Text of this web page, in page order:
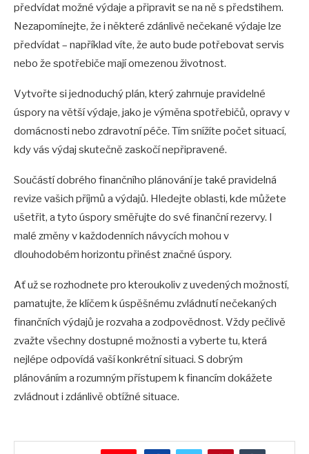
předvídat možné výdaje a připravit se na ně s předstihem.
Nezapomínejte, že i některé zdánlivě nečekané výdaje lze
předvídat – například víte, že auto bude potřebovat servis
nebo že spotřebiče mají omezenou životnost.
Vytvořte si jednoduchý plán, který zahrnuje pravidelné
úspory na větší výdaje, jako je výměna spotřebičů, opravy v
domácnosti nebo zdravotní péče. Tím snížíte počet situací,
kdy vás výdaj skutečně zaskočí nepřipravené.
Součástí dobrého finančního plánování je také pravidelná
revize vašich příjmů a výdajů. Hledejte oblasti, kde můžete
ušetřit, a tyto úspory směřujte do své finanční rezervy. I
malé změny v každodenních návycích mohou v
dlouhodobém horizontu přinést značné úspory.
Ať už se rozhodnete pro kteroukoliv z uvedených možností,
pamatujte, že klíčem k úspěšnému zvládnutí nečekaných
finančních výdajů je rozvaha a zodpovědnost. Vždy pečlivě
zvažte všechny dostupné možnosti a vyberte tu, která
nejlépe odpovídá vaší konkrétní situaci. S dobrým
plánováním a rozumným přístupem k financím dokážete
zvládnout i zdánlivě obtížné situace.